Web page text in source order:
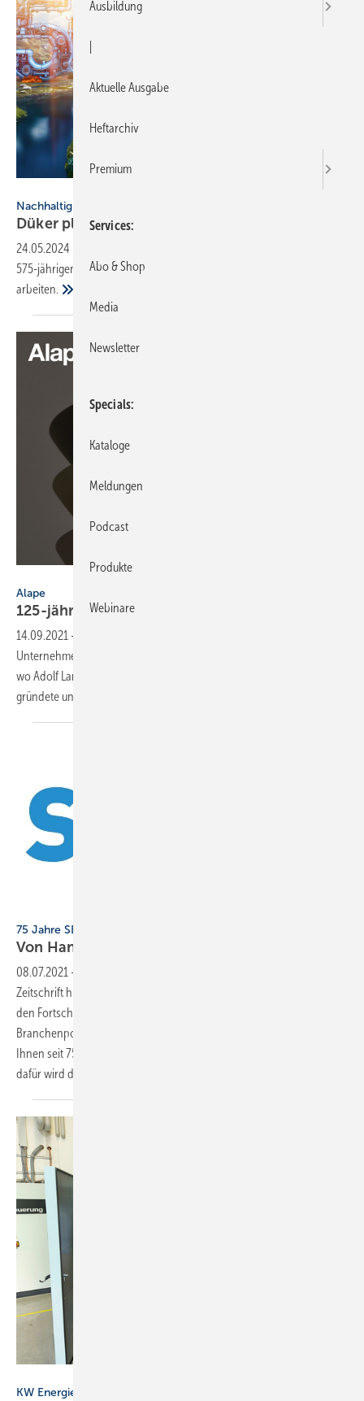
Düker
Nachhaltigkeit
Düker plant CO2-Neutralität bis
24.05.2024
575-jährigen Jubiläum, will das Unternehmen CO2-neutral
arbeiten.
Alape
125-jähriges Jubiläum von
14.09.2021 -
Unternehmensgeschichte zurück. Alles begann im sächsischen Penig,
wo Adolf Lamprecht 1896 einen Betrieb für Emaille-Produkte
gründete und ihm seinen klangvollen Namen
75 Jahre SBZ
Von Handwerk bis
08.07.2021 -
Zeitschrift hin zum Multi-Media-Angebot spiegelt unsere Entwicklung
den Fortschritt im SHK-Geschehen. In Fachthemen ebenso wie in der
Branchenpolitik und in der Unternehmensführung verschaffen wir
Ihnen seit 75 Jahren einen Informationsvorsprung. Ein Meilenstein
dafür wird die gedruckte SBZ-Ausgabe Nr. 16 am 3. Dezember
KW Energie
Ausbildung
Aktuelle Ausgabe
Heftarchiv
Premium
Services
Abo & Shop
Media
Newsletter
Specials
Kataloge
Meldungen
Podcast
Produkte
Webinare